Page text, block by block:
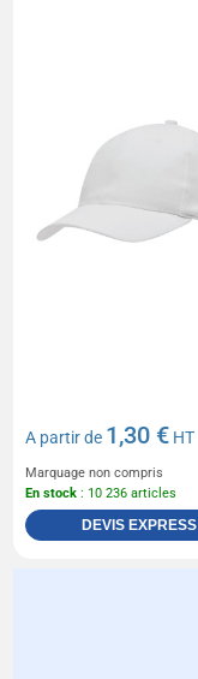
A partir de 1,30 € HT
Marquage non compris
En stock : 10 236 articles
DEVIS EXPRESS